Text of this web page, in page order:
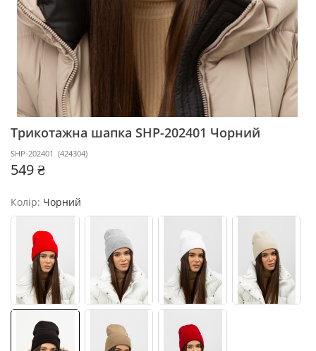
Трикотажна шапка SHP-202401 Чорний
SHP-202401 (424304)
549 ₴
Колір: Чорний